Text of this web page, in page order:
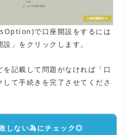
で口座開設をするには
」をクリックします。
記載して問題がなければ「口
て手続きを完了させてくださ
しない為にチェック◎